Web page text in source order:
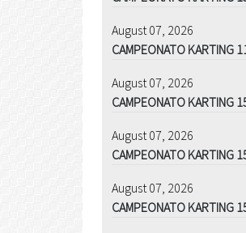
August 07, 2026
CAMPEONATO KARTING
August 07, 2026
CAMPEONATO KARTING
August 07, 2026
CAMPEONATO KARTING
August 07, 2026
CAMPEONATO KARTING